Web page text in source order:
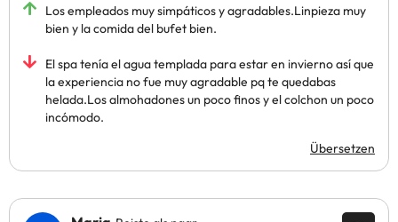
Los empleados muy simpáticos y agradables.Linpieza muy
bien y la comida del bufet bien.
El spa tenía el agua templada para estar en invierno así que
la experiencia no fue muy agradable pq te quedabas
helada.Los almohadones un poco finos y el colchon un poco
incómodo.
Übersetzen